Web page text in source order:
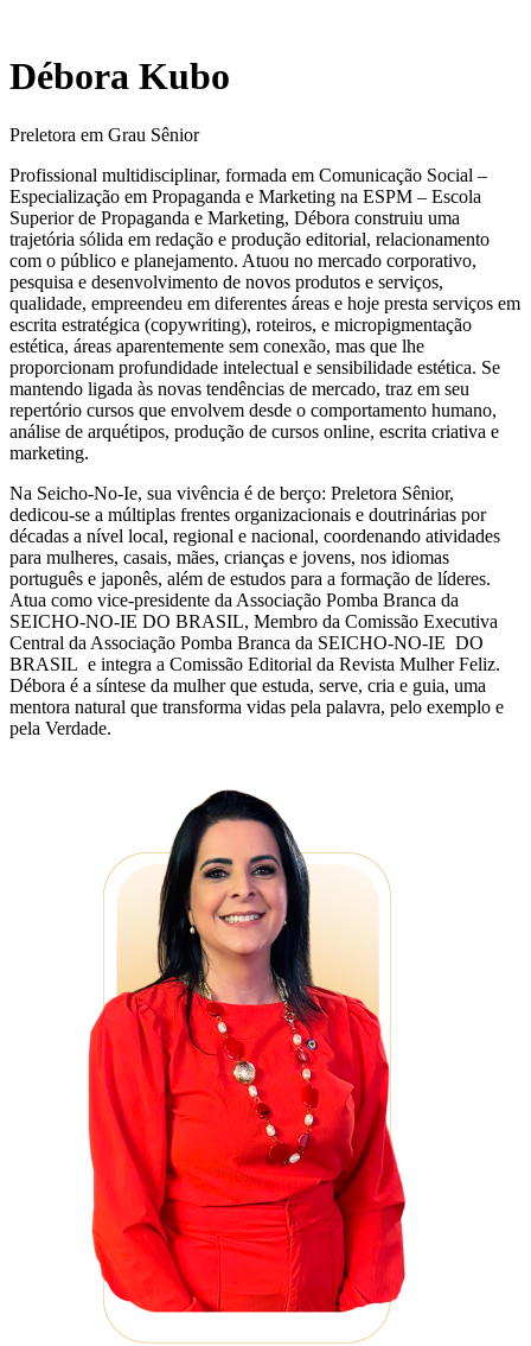
Débora Kubo
Preletora em Grau Sênior
Profissional multidisciplinar, formada em Comunicação Social –
Especialização em Propaganda e Marketing na ESPM – Escola
Superior de Propaganda e Marketing, Débora construiu uma
trajetória sólida em redação e produção editorial, relacionamento
com o público e planejamento. Atuou no mercado corporativo,
pesquisa e desenvolvimento de novos produtos e serviços,
qualidade, empreendeu em diferentes áreas e hoje presta serviços em
escrita estratégica (copywriting), roteiros, e micropigmentação
estética, áreas aparentemente sem conexão, mas que lhe
proporcionam profundidade intelectual e sensibilidade estética. Se
mantendo ligada às novas tendências de mercado, traz em seu
repertório cursos que envolvem desde o comportamento humano,
análise de arquétipos, produção de cursos online, escrita criativa e
marketing.
Na Seicho-No-Ie, sua vivência é de berço: Preletora Sênior,
dedicou-se a múltiplas frentes organizacionais e doutrinárias por
décadas a nível local, regional e nacional, coordenando atividades
para mulheres, casais, mães, crianças e jovens, nos idiomas
português e japonês, além de estudos para a formação de líderes.
Atua como vice-presidente da Associação Pomba Branca da
SEICHO-NO-IE DO BRASIL, Membro da Comissão Executiva
Central da Associação Pomba Branca da SEICHO-NO-IE DO
BRASIL e integra a Comissão Editorial da Revista Mulher Feliz.
Débora é a síntese da mulher que estuda, serve, cria e guia, uma
mentora natural que transforma vidas pela palavra, pelo exemplo e
pela Verdade.